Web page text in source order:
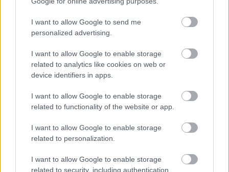
I want to allow Google to send me
personalized advertising.
I want to allow Google to enable storage
related to analytics like cookies on web or
device identifiers in apps.
I want to allow Google to enable storage
related to functionality of the website or app.
I want to allow Google to enable storage
related to personalization.
I want to allow Google to enable storage
related to security, including authentication
καθίσματα υπογραμμίζουν τον καθαρά οδηγικό
προσανατολισμό του μοντέλου.